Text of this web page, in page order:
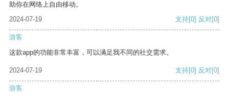
助你在网络上自由移动。
2024-07-19
支持[0] 反对[0]
游客
这款app的功能非常丰富，可以满足我不同的社交需求。
2024-07-19 支持[0] 反对[0]
游客